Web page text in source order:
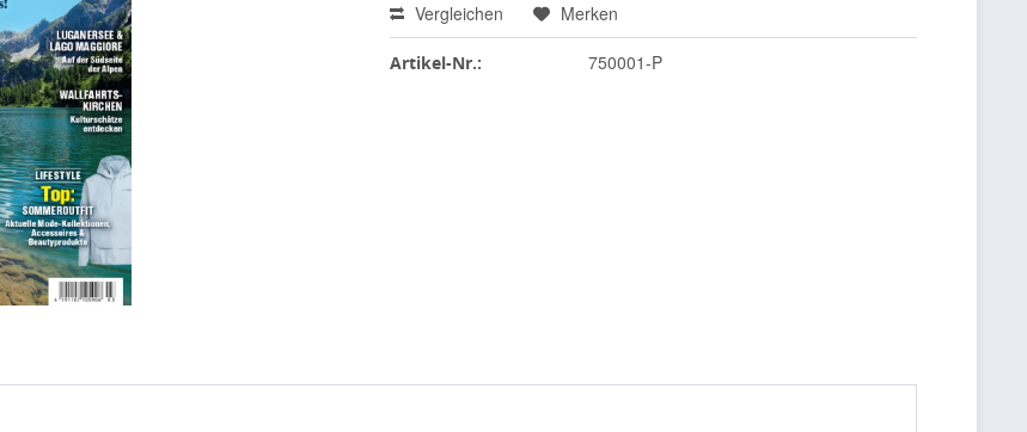
Vergleichen Merken
Artikel-Nr.: 750001-P